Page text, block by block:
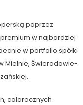
poprzez
w najbardziej
w portfolio spółki
Mielnie, Świeradowie-
całorocznych